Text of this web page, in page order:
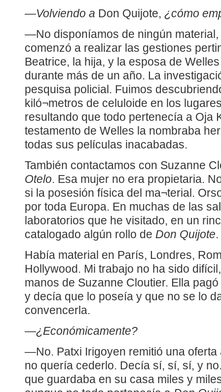
—Volviendo a Don Quijote, ¿cómo
—No disponíamos de ningún
comenzó a realizar las gestiones
Beatrice, la hija, y la esposa de Welles
durante más de un año. La
pesquisa policial. Fuimos
kiló¬metros de celuloide en los
resultando que todo pertenecía a Oja
testamento de Welles la nombraba
todas sus películas inacabadas.
También contactamos con Suzanne
Otelo. Esa mujer no era propietaria.
si la posesión física del ma¬terial.
por toda Europa. En muchas de las
laboratorios que he visitado, en un
catalogado algún rollo de Don Quijote.
Había material en París, Londres,
Hollywood. Mi trabajo no ha sido
manos de Suzanne Cloutier. Ella
y decía que lo poseía y que no se lo
convencerla.
—¿Económicamente?
—No. Patxi Irigoyen remitió una oferta
no quería cederlo. Decía sí, sí, sí, y
que guardaba en su casa miles y